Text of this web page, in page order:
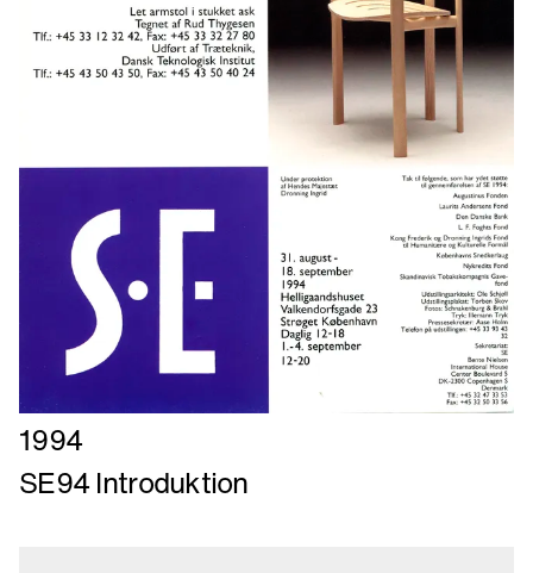
Læs
mere
om
1994
SE94 Introduktion